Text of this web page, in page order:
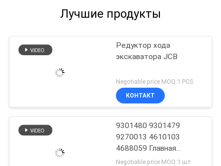
Лучшие продукты
Редуктор хода
экскаватора JCB
Negotiable price MOQ:1 PCS
КОНТАКТ
9301480 9301479
9270013 4610103
4688059 Главная
передача в сборе
Negotiable price MOQ:1 шт